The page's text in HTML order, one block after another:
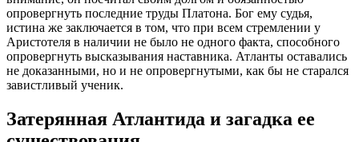
опровергнуть последние труды Платона. Бог ему судья,
истина же заключается в том, что при всем стремлении у
Аристотеля в наличии не было не одного факта, способного
опровергнуть высказывания наставника. Атланты оставались
не доказанными, но и не опровергнутыми, как бы не старался
завистливый ученик.
Затерянная Атлантида и загадка ее